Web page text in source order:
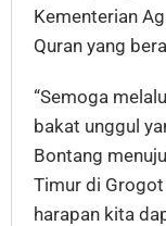
Kementerian
Quran yang
“Semoga
bakat unggul
Bontang
Timur di
harapan kita